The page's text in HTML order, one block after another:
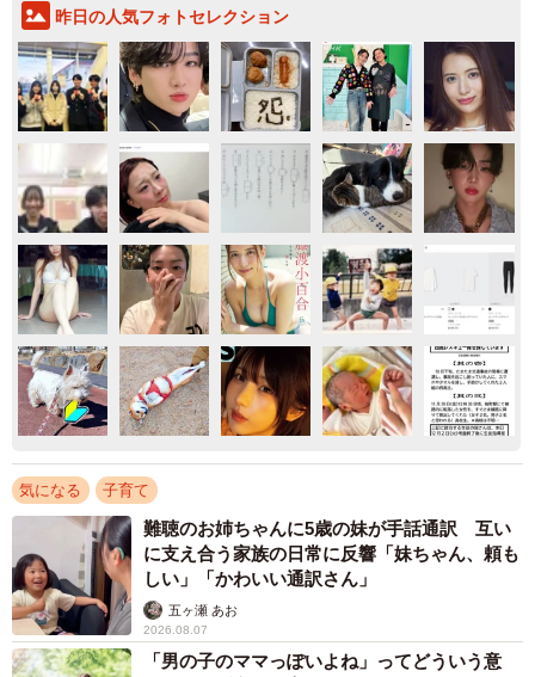
昨日の人気フォトセレクション
気になる 子育て
難聴のお姉ちゃんに5歳の妹が手話通訳 互い
に支え合う家族の日常に反響「妹ちゃん、頼も
しい」「かわいい通訳さん」
五ヶ瀬 あお
2026.08.07
「男の子のママっぽいよね」ってどういう意